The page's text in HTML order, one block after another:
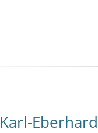
Karl-